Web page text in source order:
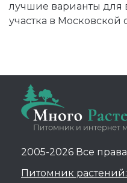
лучшие варианты для
участка в Московской
2005-2026 Все
Питомник